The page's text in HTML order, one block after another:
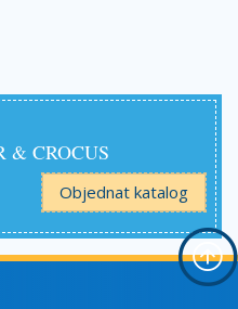
& CROCUS
Objednat katalog